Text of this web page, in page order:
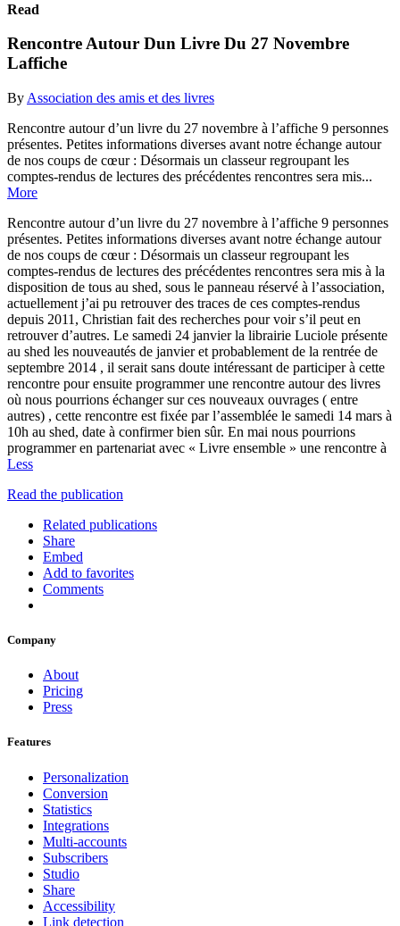
Read
Rencontre Autour Dun Livre Du 27 Novembre
Laffiche
By Association des amis et des livres
Rencontre autour d’un livre du 27 novembre à l’affiche 9 personnes
présentes. Petites informations diverses avant notre échange autour
de nos coups de cœur : Désormais un classeur regroupant les
comptes-rendus de lectures des précédentes rencontres sera mis...
More
Rencontre autour d’un livre du 27 novembre à l’affiche 9 personnes
présentes. Petites informations diverses avant notre échange autour
de nos coups de cœur : Désormais un classeur regroupant les
comptes-rendus de lectures des précédentes rencontres sera mis à la
disposition de tous au shed, sous le panneau réservé à l’association,
actuellement j’ai pu retrouver des traces de ces comptes-rendus
depuis 2011, Christian fait des recherches pour voir s’il peut en
retrouver d’autres. Le samedi 24 janvier la librairie Luciole présente
au shed les nouveautés de janvier et probablement de la rentrée de
septembre 2014 , il serait sans doute intéressant de participer à cette
rencontre pour ensuite programmer une rencontre autour des livres
où nous pourrions échanger sur ces nouveaux ouvrages ( entre
autres) , cette rencontre est fixée par l’assemblée le samedi 14 mars à
10h au shed, date à confirmer bien sûr. En mai nous pourrions
programmer en partenariat avec « Livre ensemble » une rencontre à
Less
Read the publication
Related publications
Share
Embed
Add to favorites
Comments
Company
About
Pricing
Press
Features
Personalization
Conversion
Statistics
Integrations
Multi-accounts
Subscribers
Studio
Share
Accessibility
Link detection